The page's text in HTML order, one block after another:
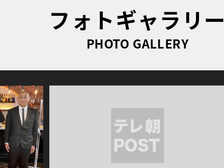
フォトギャラリー
PHOTO GALLERY